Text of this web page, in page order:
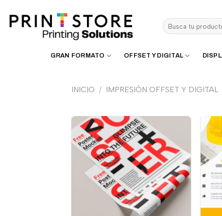
contenido
Buscar
por:
GRAN FORMATO OFFSET Y DIGITAL
INICIO / IMPRESIÓN OFFSET Y DIGITAL